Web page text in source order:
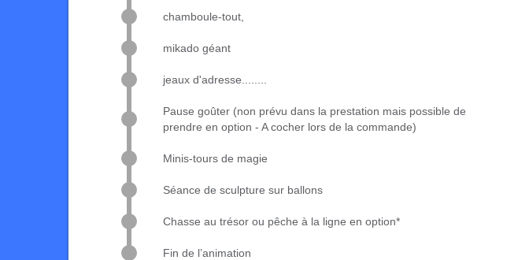
chamboule-tout,
mikado géant
jeaux d'adresse........
Pause goûter (non prévu dans la prestation mais possible de
prendre en option - A cocher lors de la commande)
Minis-tours de magie
Séance de sculpture sur ballons
Chasse au trésor ou pêche à la ligne en option*
Fin de l’animation